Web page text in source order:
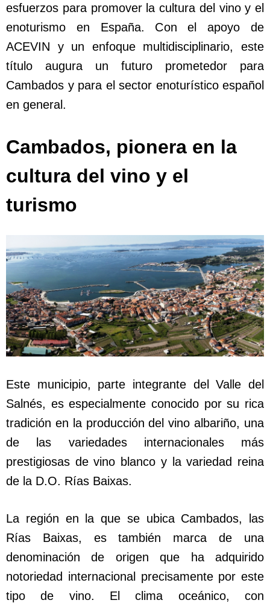
esfuerzos para promover la cultura del vino y el
enoturismo en España. Con el apoyo de
ACEVIN y un enfoque multidisciplinario, este
título augura un futuro prometedor para
Cambados y para el sector enoturístico español
en general.
Cambados, pionera en la
cultura del vino y el
turismo
Este municipio, parte integrante del Valle del
Salnés, es especialmente conocido por su rica
tradición en la producción del vino albariño, una
de las variedades internacionales más
prestigiosas de vino blanco y la variedad reina
de la D.O. Rías Baixas.
La región en la que se ubica Cambados, las
Rías Baixas, es también marca de una
denominación de origen que ha adquirido
notoriedad internacional precisamente por este
tipo de vino. El clima oceánico, con